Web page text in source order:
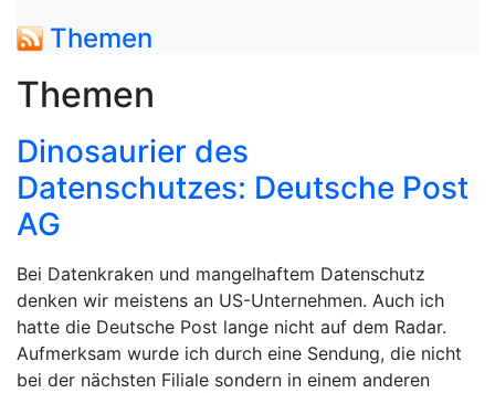
Themen
Themen
Dinosaurier des
Datenschutzes: Deutsche Post
AG
Bei Datenkraken und mangelhaftem Datenschutz
denken wir meistens an US-Unternehmen. Auch ich
hatte die Deutsche Post lange nicht auf dem Radar.
Aufmerksam wurde ich durch eine Sendung, die nicht
bei der nächsten Filiale sondern in einem anderen